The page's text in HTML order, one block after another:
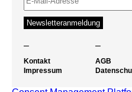
– –
Kontakt
Impressum
AGB